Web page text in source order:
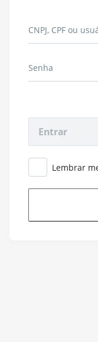
CNPJ, CPF ou
Senha
Entrar
Lembrar